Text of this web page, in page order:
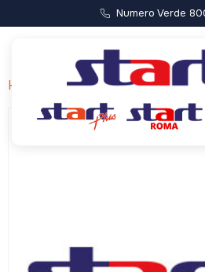
Numero Verde
Home / Mega Bus Express